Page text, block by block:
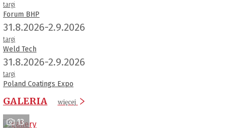
targi
Forum BHP
31.8.2026-2.9.2026
targi
Weld Tech
31.8.2026-2.9.2026
targi
Poland Coatings Expo
GALERIA więcej
13